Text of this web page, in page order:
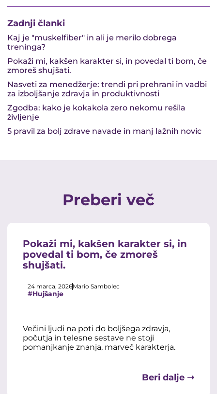
Zadnji članki
Kaj je "muskelfiber" in ali je merilo dobrega
treninga?
Pokaži mi, kakšen karakter si, in povedal ti bom, če
zmoreš shujšati.
Nasveti za menedžerje: trendi pri prehrani in vadbi
za izboljšanje zdravja in produktivnosti
Zgodba: kako je kokakola zero nekomu rešila
življenje
5 pravil za bolj zdrave navade in manj lažnih novic
Preberi več
Pokaži mi, kakšen karakter si, in
povedal ti bom, če zmoreš
shujšati.
24 marca, 2026Mario Sambolec
#Hujšanje
Večini ljudi na poti do boljšega zdravja,
počutja in telesne sestave ne stoji
pomanjkanje znanja, marveč karakterja.
Beri dalje ➝